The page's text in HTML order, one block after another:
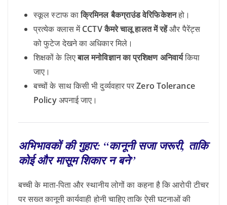
स्कूल स्टाफ काक्रिमिनल बैकग्राउंड वेरिफिकेशनहो।
प्रत्येक क्लास मेंCCTV कैमरे चालू हालत में रहेंऔर पैरेंट्स
को फुटेज देखने का अधिकार मिले।
शिक्षकों के लिएबाल मनोविज्ञान का प्रशिक्षण अनिवार्यकिया
जाए।
बच्चों के साथ किसी भी दुर्व्यवहार परZero Tolerance
Policyअपनाई जाए।
अभिभावकों की गुहार: “कानूनी सजा जरूरी, ताकि
कोई और मासूम शिकार न बने”
बच्ची के माता-पिता और स्थानीय लोगों का कहना है कि आरोपी टीचर
पर सख्त कानूनी कार्यवाही होनी चाहिए ताकि ऐसी घटनाओं की